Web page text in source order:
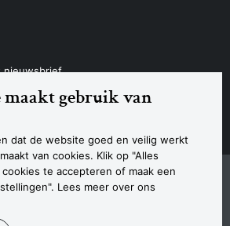
maakt gebruik van
dat de website goed en veilig werkt
van cookies. Klik op "Alles
te accepteren of maak een
Lees meer over ons
nieuwsbrief
CookieverklaringAlgemene voorwaardenDisclaimer
Contact